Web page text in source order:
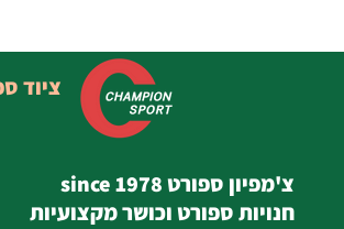
צ'מפיון ספורט since 1978
חנויות ספורט וכושר מקצועיות
ציוד